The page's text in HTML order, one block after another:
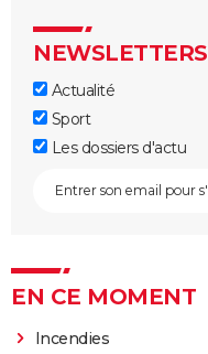
NEWSLETTERS
Actualité
Sport
Les dossiers d'actu
EN CE MOMENT
Incendies